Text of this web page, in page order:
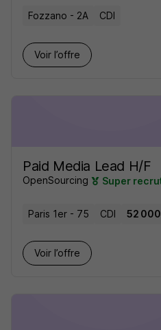
Fozzano - 2A CDI
Voir l’offre
Paid Media Lead H/F
OpenSourcing Super
Paris 1er - 75 CDI 52
Voir l’offre